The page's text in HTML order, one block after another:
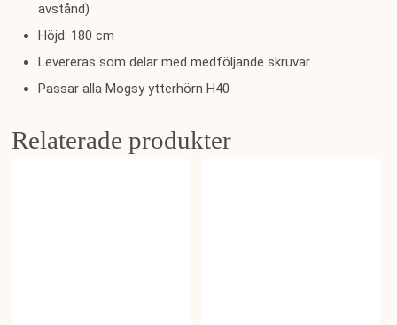
avstånd)
Höjd: 180 cm
Levereras som delar med medföljande skruvar
Passar alla Mogsy ytterhörn H40
Relaterade produkter